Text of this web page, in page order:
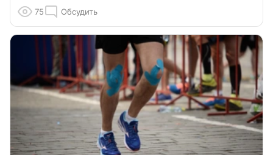
75 Обсудить